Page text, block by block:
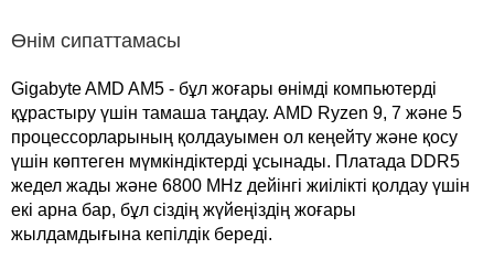
Өнім сипаттамасы
Gigabyte AMD AM5 - бұл жоғары өнімді компьютерді
құрастыру үшін тамаша таңдау. AMD Ryzen 9, 7 және 5
процессорларының қолдауымен ол кеңейту және қосу
үшін көптеген мүмкіндіктерді ұсынады. Платада DDR5
жедел жады және 6800 MHz дейінгі жиілікті қолдау үшін
екі арна бар, бұл сіздің жүйеңіздің жоғары
жылдамдығына кепілдік береді.